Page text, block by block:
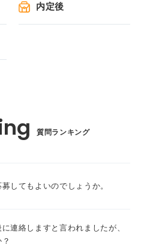
内定後
質問ランキング
してもよいのでしょうか。
連絡しますと言われましたが、